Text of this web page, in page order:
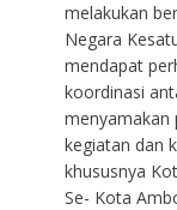
melakukan
Negara
mendapat
koordinasi
menyamakan
kegiatan dan
khususnya
Se- Kota